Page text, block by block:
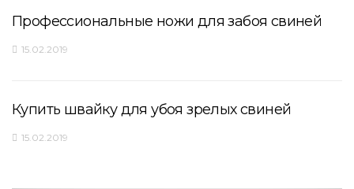
Профессиональные ножи для забоя свиней
15.02.2019
Купить швайку для убоя зрелых свиней
15.02.2019